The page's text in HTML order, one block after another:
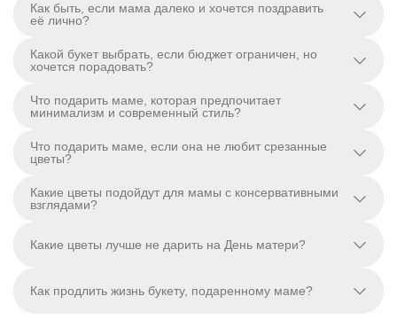
Как быть, если мама далеко и хочется поздравить
её лично?
Какой букет выбрать, если бюджет ограничен, но
хочется порадовать?
Что подарить маме, которая предпочитает
минимализм и современный стиль?
Что подарить маме, если она не любит срезанные
цветы?
Какие цветы подойдут для мамы с консервативными
взглядами?
Какие цветы лучше не дарить на День матери?
Как продлить жизнь букету, подаренному маме?